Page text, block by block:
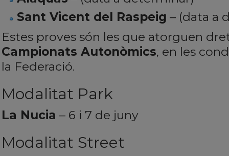
Sant Vicent del Raspeig – (data a
Estes proves són les que atorguen
Campionats Autonòmics, en les
la Federació.
Modalitat Park
La Nucia – 6 i 7 de juny
Modalitat Street